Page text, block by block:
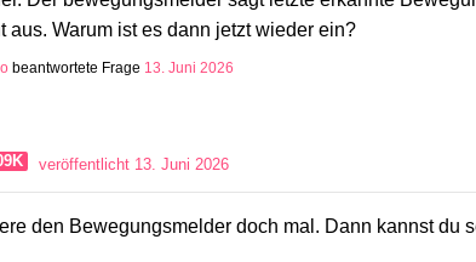
aus. Warum ist es dann jetzt wieder ein?
beantwortete Frage 13. Juni 2026
veröffentlicht 13. Juni 2026
den Bewegungsmelder doch mal. Dann kannst du